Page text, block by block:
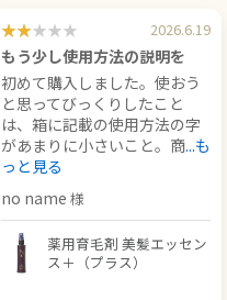
2026.6.19
もう少し使用方法の説明を
初めて購入しました。使おう
と思ってびっくりしたこと
は、箱に記載の使用方法の字
があまりに小さいこと。商...も
っと見る
no name
薬用育毛剤 美髪エッセン
ス＋（プラス）